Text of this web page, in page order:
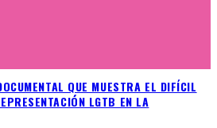
QUE MUESTRA EL DIFÍCIL
LGTB EN LA